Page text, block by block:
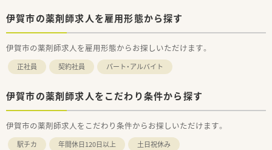
伊賀市の薬剤師求人を雇用形態から探す
伊賀市の薬剤師求人を雇用形態からお探しいただけます。
正社員 契約社員 パート・アルバイト
伊賀市の薬剤師求人をこだわり条件から探す
伊賀市の薬剤師求人をこだわり条件からお探しいただけます。
駅チカ 年間休日120日以上
土日祝休み